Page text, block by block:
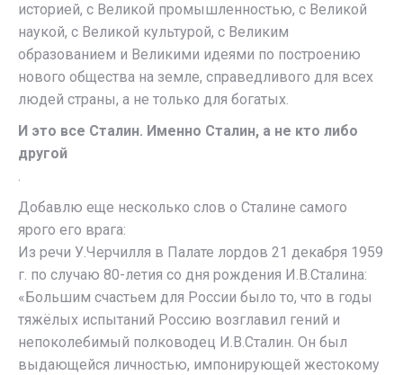
историей, с Великой промышленностью, с Великой
наукой, с Великой культурой, с Великим
образованием и Великими идеями по построению
нового общества на земле, справедливого для всех
людей страны, а не только для богатых.
И это все Сталин. Именно Сталин, а не кто либо
другой
.
Добавлю еще несколько слов о Сталине самого
ярого его врага:
Из речи У.Черчилля в Палате лордов 21 декабря 1959
г. по случаю 80-летия со дня рождения И.В.Сталина:
«Большим счастьем для России было то, что в годы
тяжёлых испытаний Россию возглавил гений и
непоколебимый полководец И.В.Сталин. Он был
выдающейся личностью, импонирующей жестокому